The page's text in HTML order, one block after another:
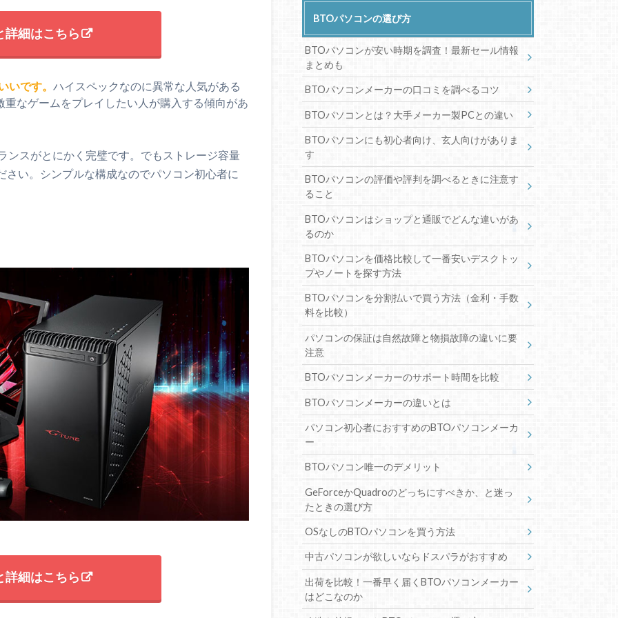
詳細はこちら
いです。 ハイスペックなのに異常な人気がある
なゲームをプレイしたい人が購入する傾向があ
ンスがとにかく完璧です。でもストレージ容量
い。シンプルな構成なのでパソコン初心者に
詳細はこちら
BTOパソコンの選び方
BTOパソコンが安い時期を調査！最新セール情報
まとめも
BTOパソコンメーカーの口コミを調べるコツ
BTOパソコンとは？大手メーカー製PCとの違い
BTOパソコンにも初心者向け、玄人向けがありま
す
BTOパソコンの評価や評判を調べるときに注意す
ること
BTOパソコンはショップと通販でどんな違いがあ
るのか
BTOパソコンを価格比較して一番安いデスクトッ
プやノートを探す方法
BTOパソコンを分割払いで買う方法（金利・手数
料を比較）
パソコンの保証は自然故障と物損故障の違いに要
注意
BTOパソコンメーカーのサポート時間を比較
BTOパソコンメーカーの違いとは
パソコン初心者におすすめのBTOパソコンメーカ
ー
BTOパソコン唯一のデメリット
GeForceかQuadroのどっちにすべきか、と迷っ
たときの選び方
OSなしのBTOパソコンを買う方法
中古パソコンが欲しいならドスパラがおすすめ
出荷を比較！一番早く届くBTOパソコンメーカー
はどこなのか